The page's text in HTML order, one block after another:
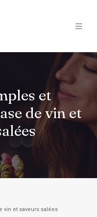
et
de vin et
vin et saveurs salées